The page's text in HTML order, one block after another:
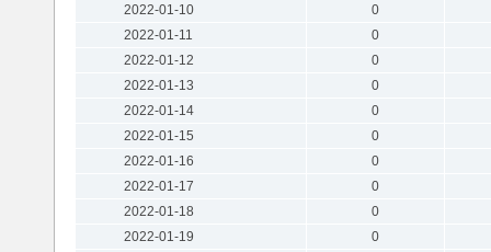
2022-01-10
0
2022-01-11
0
2022-01-12
0
2022-01-13
0
2022-01-14
0
2022-01-15
0
2022-01-16
0
2022-01-17
0
2022-01-18
0
2022-01-19
0